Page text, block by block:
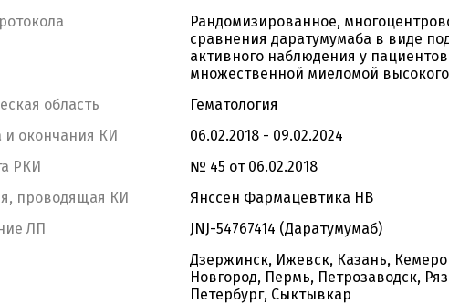
Рандомизированное,
сравнения даратумумаба в виде
активного наблюдения у
множественной миеломой
область
Гематология
и окончания КИ
06.02.2018 - 09.02.2024
РКИ
№ 45 от 06.02.2018
проводящая КИ
Янссен Фармацевтика НВ
ЛП
JNJ-54767414 (Даратумумаб)
Дзержинск, Ижевск, Казань,
Новгород, Пермь, Петрозаводск,
Петербург, Сыктывкар